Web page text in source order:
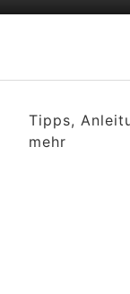
Tipps,
mehr